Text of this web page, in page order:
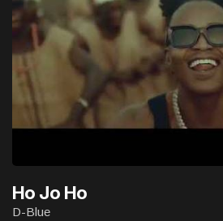
Ho Jo Ho
D-Blue